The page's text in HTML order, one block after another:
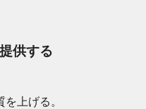
供する
上げる。